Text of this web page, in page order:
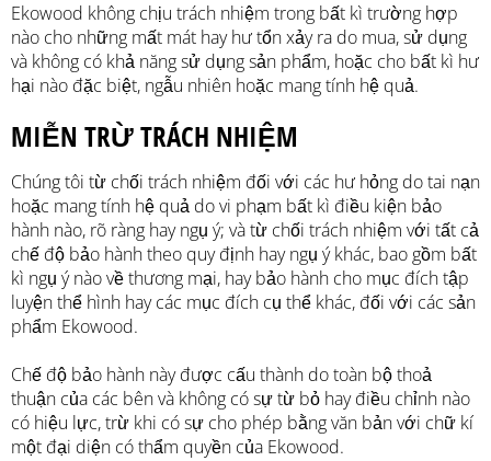
Ekowood không chịu trách nhiệm trong bất kì trường hợp
nào cho những mất mát hay hư tổn xảy ra do mua, sử dụng
và không có khả năng sử dụng sản phẩm, hoặc cho bất kì hư
hại nào đặc biệt, ngẫu nhiên hoặc mang tính hệ quả.
MIỄN TRỪ TRÁCH NHIỆM
Chúng tôi từ chối trách nhiệm đối với các hư hỏng do tai nạn
hoặc mang tính hệ quả do vi phạm bất kì điều kiện bảo
hành nào, rõ ràng hay ngụ ý; và từ chối trách nhiệm với tất cả
chế độ bảo hành theo quy định hay ngụ ý khác, bao gồm bất
kì ngụ ý nào về thương mại, hay bảo hành cho mục đích tập
luyện thể hình hay các mục đích cụ thể khác, đối với các sản
phẩm Ekowood.
Chế độ bảo hành này được cấu thành do toàn bộ thoả
thuận của các bên và không có sự từ bỏ hay điều chỉnh nào
có hiệu lực, trừ khi có sự cho phép bằng văn bản với chữ kí
một đại diện có thẩm quyền của Ekowood.